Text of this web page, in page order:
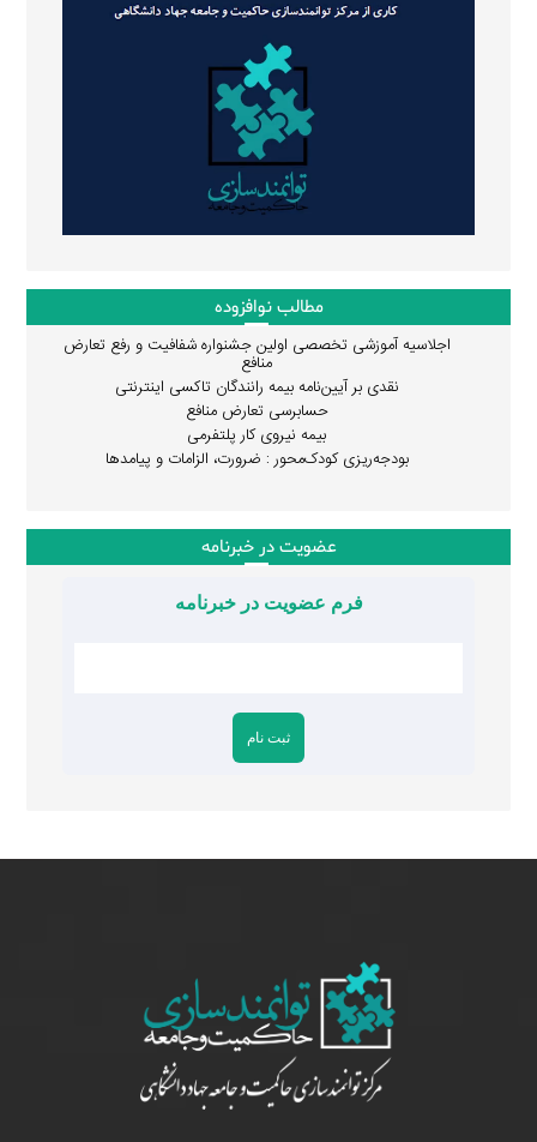
مطالب نوافزوده
اجلاسیه آموزشی تخصصی اولین جشنواره شفافیت و رفع تعارض
منافع
نقدی بر آیین‌نامه بیمه رانندگان تاکسی اینترنتی
حسابرسی تعارض منافع
بیمه نیروی کار پلتفرمی
بودجه‌ریزی کودک‌محور : ضرورت، الزامات و پیامدها
عضویت در خبرنامه
فرم عضویت در خبرنامه